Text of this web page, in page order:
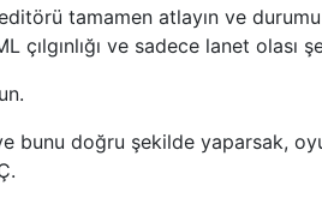
tamamen atlayın ve
çılgınlığı ve sadece lanet olası
bunu doğru şekilde yaparsak,